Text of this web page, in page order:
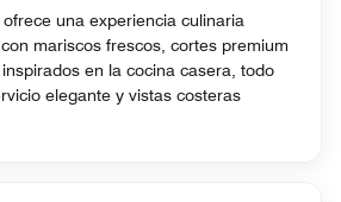
una experiencia culinaria
mariscos frescos, cortes premium
en la cocina casera, todo
elegante y vistas costeras